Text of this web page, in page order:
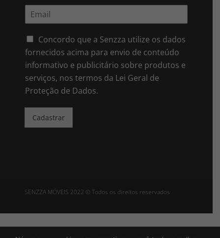
m
i
l
*
Concordo que a Senzza utilize os dados
fornecidos acima para envio de conteúdo
informativo e publicitário sobre produtos e
serviços, nos termos da Lei Geral de
Proteção de Dados.
Cadastrar
SENZZA MÓVEIS 2022 © Todos os direitos reservados